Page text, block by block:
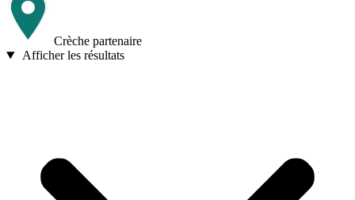
Crèche partenaire
Afficher les résultats